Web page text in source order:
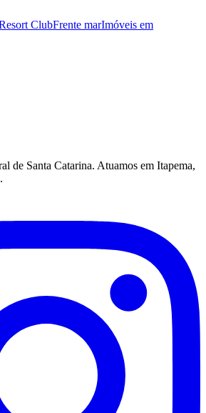
ClubFrente marImóveis em
de Santa Catarina. Atuamos em Itapema,